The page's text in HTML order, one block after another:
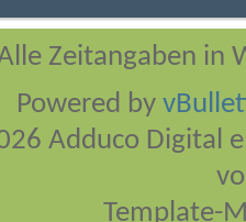
Zeitangaben in
Powered by
Adduco Digital
Template-